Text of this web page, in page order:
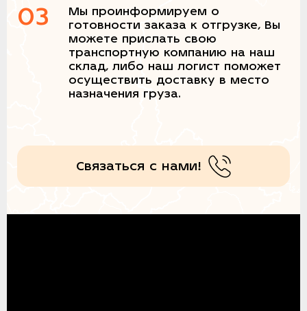
03
Мы проинформируем о
готовности заказа к отгрузке, Вы
можете прислать свою
транспортную компанию на наш
склад, либо наш логист поможет
осуществить доставку в место
назначения груза.
Связаться с нами!